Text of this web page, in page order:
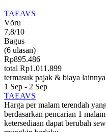
TAEAVS
Võru
7,8/10
Bagus
(6 ulasan)
Rp895.486
total Rp1.011.899
termasuk pajak & biaya lainnya
1 Sep - 2 Sep
TAEAVS
Harga per malam terendah
berdasarkan pencarian 1
ketersediaan dapat berubah